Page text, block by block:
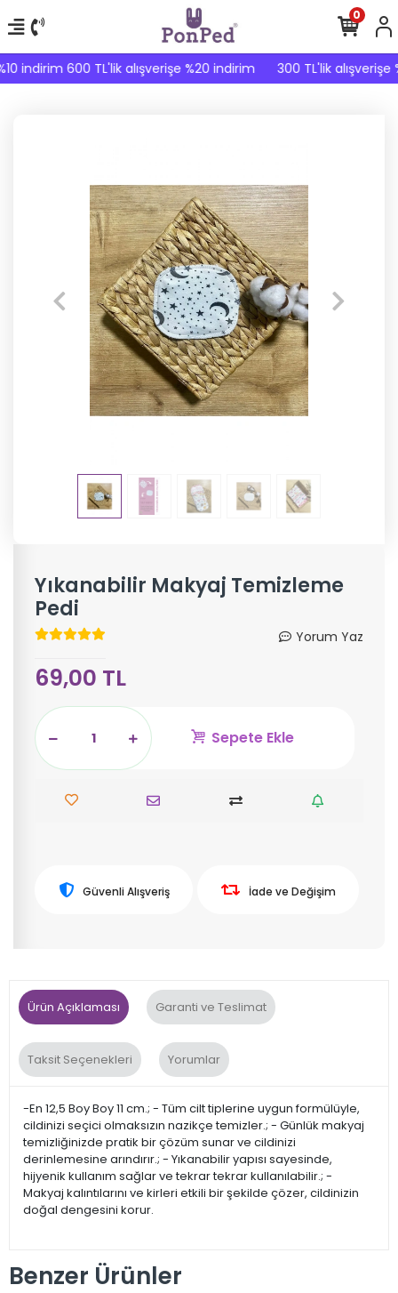
indirim 600 TL'lik alışverişe %20 indirim 300 TL'lik alışverişe
0
Yıkanabilir Makyaj Temizleme
Pedi
Yorum Yaz
69,00 TL
Sepete Ekle
Güvenli Alışveriş İade ve Değişim
Ürün Açıklaması Garanti ve Teslimat
Taksit Seçenekleri Yorumlar
-En 12,5 Boy Boy 11 cm.; - Tüm cilt tiplerine uygun formülüyle,
cildinizi seçici olmaksızın nazikçe temizler.; - Günlük makyaj
temizliğinizde pratik bir çözüm sunar ve cildinizi
derinlemesine arındırır.; - Yıkanabilir yapısı sayesinde,
hijyenik kullanım sağlar ve tekrar tekrar kullanılabilir.; -
Makyaj kalıntılarını ve kirleri etkili bir şekilde çözer, cildinizin
doğal dengesini korur.
Benzer Ürünler